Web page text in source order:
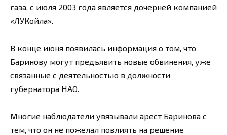
газа, с июля 2003 года является дочерней компанией
«ЛУКойла».
В конце июня появилась информация о том, что
Баринову могут предъявить новые обвинения, уже
связанные с деятельностью в должности
губернатора НАО.
Многие наблюдатели увязывали арест Баринова с
тем, что он не пожелал повлиять на решение